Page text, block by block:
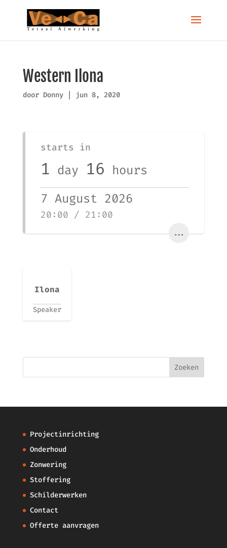
Western Ilona
door Donny| jun 8, 2020
starts in
1 day 16 hours
7 August 2026
20:00 / 21:00
...
Ilona
Speaker
Projectinrichting
Onderhoud
Zonwering
Stoffering
Schilderwerken
Contact
Offerte aanvragen